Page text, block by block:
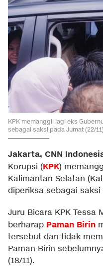
KPK memanggil lagi eks
sebagai saksi pada Jumat (22/
Jakarta, CNN
Korupsi (KPK)
Kalimantan Selatan
diperiksa sebagai saksi
Juru Bicara KPK Tessa
berharap Paman Birin
tersebut dan tidak
Paman Birin
(18/11).